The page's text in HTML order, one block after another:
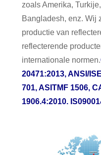
zoals Amerika,
Bangladesh, enz. Wij
productie van
reflecterende
internationale normen.
20471:2013, ANSI/
701, ASITMF 1506,
1906.4:2010.